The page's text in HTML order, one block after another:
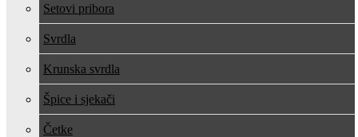
Setovi pribora
Svrdla
Krunska svrdla
Špice i sjekači
Četke